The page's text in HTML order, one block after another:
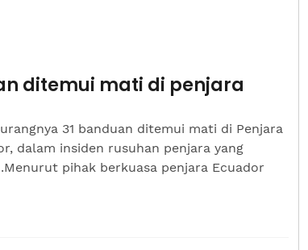
ditemui mati di penjara
31 banduan ditemui mati di Penjara
dalam insiden rusuhan penjara yang
pihak berkuasa penjara Ecuador